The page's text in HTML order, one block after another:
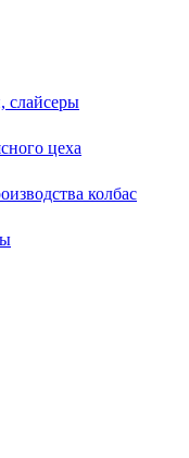
слайсеры
цеха
колбас